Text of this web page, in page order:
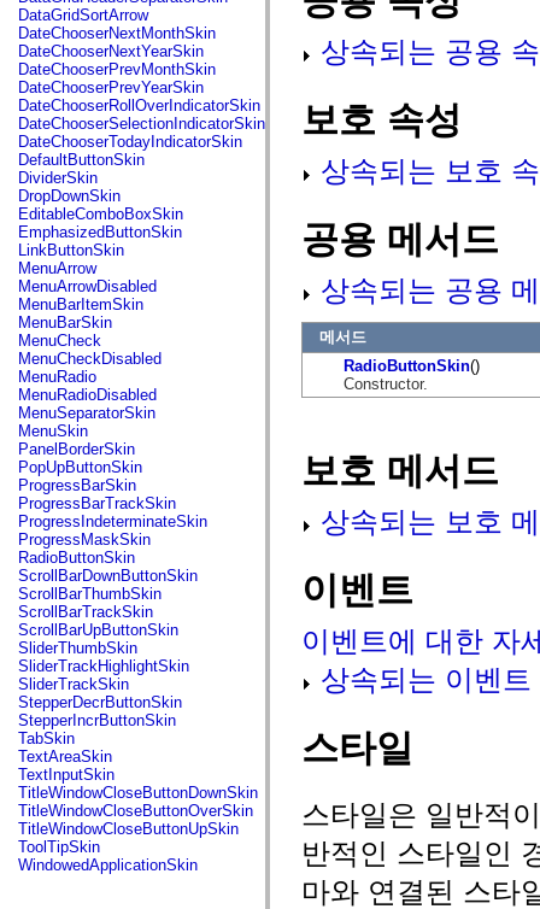
fl.video
flash.accessibility
flash.concurrent
flash.crypto
flash.data
flash.desktop
flash.display
flash.display3D
flash.display3D.textures
flash.errors
flash.events
flash.external
flash.filesystem
flash.filters
flash.geom
flash.globalization
flash.html
flash.media
flash.net
flash.net.dns
flash.net.drm
flash.notifications
flash.permissions
flash.printing
flash.profiler
flash.sampler
flash.security
flash.sensors
flash.system
flash.text
flash.text.engine
flash.text.ime
flash.ui
flash.utils
flash.xml
flashx.textLayout
flashx.textLayout.compose
flashx.textLayout.container
flashx.textLayout.conversion
flashx.textLayout.edit
flashx.textLayout.elements
flashx.textLayout.events
flashx.textLayout.factory
flashx.textLayout.formats
flashx.textLayout.operations
flashx.textLayout.utils
flashx.undo
mx.accessibility
mx.automation
DataGridSortArrow
DateChooserNextMonthSkin
DateChooserNextYearSkin
DateChooserPrevMonthSkin
DateChooserPrevYearSkin
DateChooserRollOverIndicatorSkin
DateChooserSelectionIndicatorSkin
DateChooserTodayIndicatorSkin
DefaultButtonSkin
DividerSkin
DropDownSkin
EditableComboBoxSkin
EmphasizedButtonSkin
LinkButtonSkin
MenuArrow
MenuArrowDisabled
MenuBarItemSkin
MenuBarSkin
MenuCheck
MenuCheckDisabled
MenuRadio
MenuRadioDisabled
MenuSeparatorSkin
MenuSkin
PanelBorderSkin
PopUpButtonSkin
ProgressBarSkin
ProgressBarTrackSkin
ProgressIndeterminateSkin
ProgressMaskSkin
RadioButtonSkin
ScrollBarDownButtonSkin
ScrollBarThumbSkin
ScrollBarTrackSkin
ScrollBarUpButtonSkin
SliderThumbSkin
SliderTrackHighlightSkin
SliderTrackSkin
StepperDecrButtonSkin
StepperIncrButtonSkin
TabSkin
TextAreaSkin
TextInputSkin
TitleWindowCloseButtonDownSkin
TitleWindowCloseButtonOverSkin
TitleWindowCloseButtonUpSkin
ToolTipSkin
WindowedApplicationSkin
상속되는 공용
보호 속성
상속되는 보호
공용 메서드
상속되는 공용
메서드
RadioButtonSkin()
Constructor.
보호 메서드
상속되는 보호
이벤트
이벤트에 대한 자
상속되는 이벤트
스타일
스타일은 일반적
반적인 스타일인
마와 연결된 스타